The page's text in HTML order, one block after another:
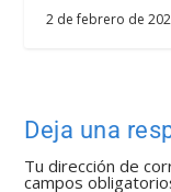
2 de febrero de
Deja una
Tu dirección de
campos